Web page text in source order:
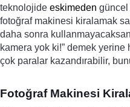
teknolojide eskimeden güncel
fotoğraf makinesi kiralamak
daha sonra
kamera yok ki!” demek
çok paralar kazandırabilir,
Fotoğraf Makinesi